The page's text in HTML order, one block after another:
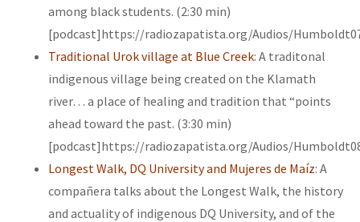
among black students. (2:30 min)
[podcast]https://radiozapatista.org/Audios/
Traditional Urok village at Blue Creek: A traditonal
indigenous village being created on the Klamath
river… a place of healing and tradition that “points
ahead toward the past. (3:30 min)
[podcast]https://radiozapatista.org/Audios/
Longest Walk, DQ University and Mujeres de Maíz: A
compañera talks about the Longest Walk, the history
and actuality of indigenous DQ University, and of the